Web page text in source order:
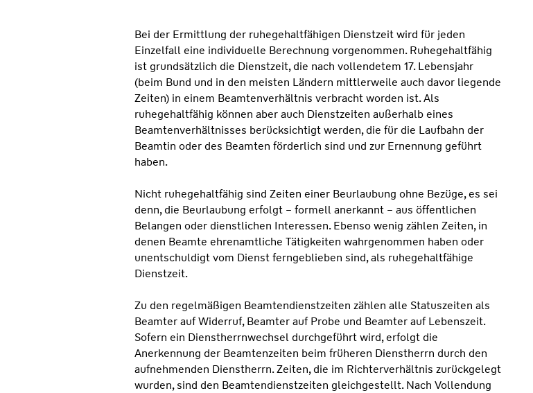
Bei der Ermittlung der ruhegehaltfähigen Dienstzeit wird für jeden
Einzelfall eine individuelle Berechnung vorgenommen. Ruhegehaltfähig
ist grundsätzlich die Dienstzeit, die nach vollendetem 17. Lebensjahr
(beim Bund und in den meisten Ländern mittlerweile auch davor liegende
Zeiten) in einem Beamtenverhältnis verbracht worden ist. Als
ruhegehaltfähig können aber auch Dienstzeiten außerhalb eines
Beamtenverhältnisses berücksichtigt werden, die für die Laufbahn der
Beamtin oder des Beamten förderlich sind und zur Ernennung geführt
haben.
Nicht ruhegehaltfähig sind Zeiten einer Beurlaubung ohne Bezüge, es sei
denn, die Beurlaubung erfolgt – formell anerkannt – aus öffentlichen
Belangen oder dienstlichen Interessen. Ebenso wenig zählen Zeiten, in
denen Beamte ehrenamtliche Tätigkeiten wahrgenommen haben oder
unentschuldigt vom Dienst ferngeblieben sind, als ruhegehaltfähige
Dienstzeit.
Zu den regelmäßigen Beamtendienstzeiten zählen alle Statuszeiten als
Beamter auf Widerruf, Beamter auf Probe und Beamter auf Lebenszeit.
Sofern ein Dienstherrnwechsel durchgeführt wird, erfolgt die
Anerkennung der Beamtenzeiten beim früheren Dienstherrn durch den
aufnehmenden Dienstherrn. Zeiten, die im Richterverhältnis zurückgelegt
wurden, sind den Beamtendienstzeiten gleichgestellt. Nach Vollendung